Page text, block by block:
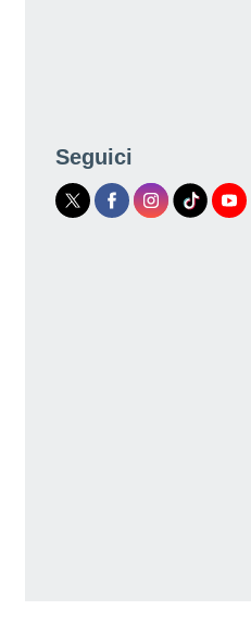
Seguici